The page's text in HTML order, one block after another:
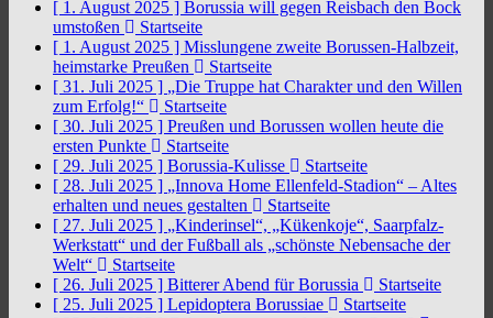
[ 1. August 2025 ] Borussia will gegen Reisbach den Bock
umstoßen
Startseite
[ 1. August 2025 ] Misslungene zweite Borussen-Halbzeit,
heimstarke Preußen
Startseite
[ 31. Juli 2025 ] „Die Truppe hat Charakter und den Willen
zum Erfolg!“
Startseite
[ 30. Juli 2025 ] Preußen und Borussen wollen heute die
ersten Punkte
Startseite
[ 29. Juli 2025 ] Borussia-Kulisse
Startseite
[ 28. Juli 2025 ] „Innova Home Ellenfeld-Stadion“ – Altes
erhalten und neues gestalten
Startseite
[ 27. Juli 2025 ] „Kinderinsel“, „Kükenkoje“, Saarpfalz-
Werkstatt“ und der Fußball als „schönste Nebensache der
Welt“
Startseite
[ 26. Juli 2025 ] Bitterer Abend für Borussia
Startseite
[ 25. Juli 2025 ] Lepidoptera Borussiae
Startseite